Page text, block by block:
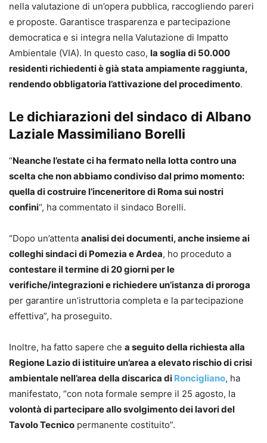
nella valutazione di un’opera pubblica, raccogliendo pareri
e proposte. Garantisce trasparenza e partecipazione
democratica e si integra nella Valutazione di Impatto
Ambientale (VIA). In questo caso, la soglia di 50.000
residenti richiedenti è già stata ampiamente raggiunta,
rendendo obbligatoria l’attivazione del procedimento.
Le dichiarazioni del sindaco di Albano
Laziale Massimiliano Borelli
“Neanche l’estate ci ha fermato nella lotta contro una
scelta che non abbiamo condiviso dal primo momento:
quella di costruire l’inceneritore di Roma sui nostri
confini“, ha commentato il sindaco Borelli.
“Dopo un’attenta analisi dei documenti, anche insieme ai
colleghi sindaci di Pomezia e Ardea, ho proceduto a
contestare il termine di 20 giorni per le
verifiche/integrazioni e richiedere un’istanza di proroga
per garantire un’istruttoria completa e la partecipazione
effettiva”, ha proseguito.
Inoltre, ha fatto sapere che a seguito della richiesta alla
Regione Lazio di istituire un’area a elevato rischio di crisi
ambientale nell’area della discarica di Roncigliano, ha
manifestato, “con nota formale sempre il 25 agosto, la
volontà di partecipare allo svolgimento dei lavori del
Tavolo Tecnico permanente costituito”.